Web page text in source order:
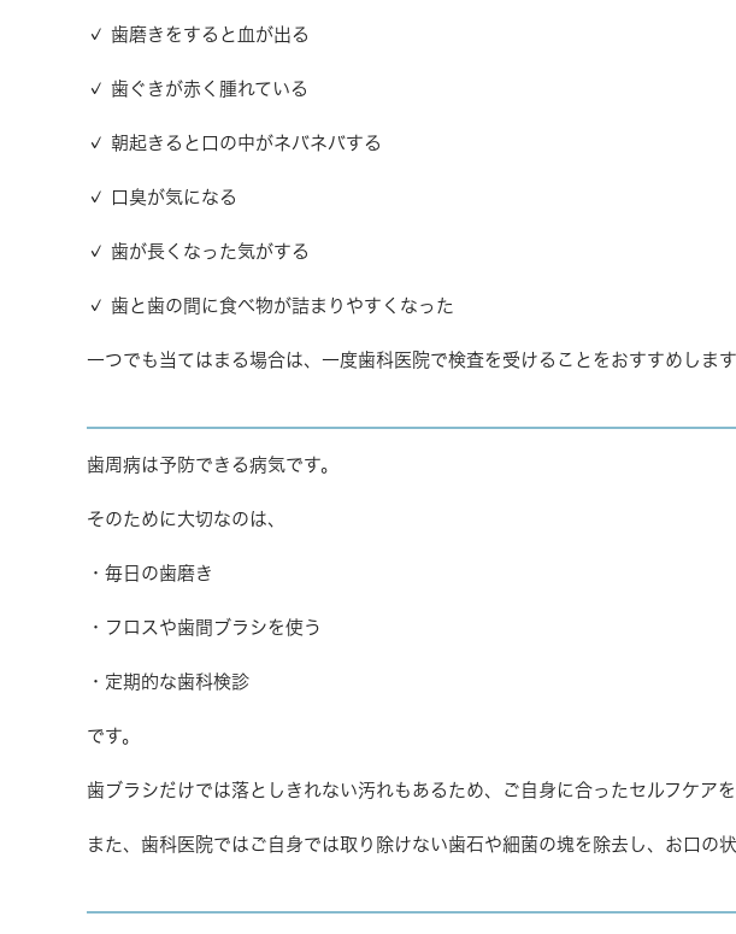
✓ 歯磨きをすると血が出る
✓ 歯ぐきが赤く腫れている
✓ 朝起きると口の中がネバネバする
✓ 口臭が気になる
✓ 歯が長くなった気がする
✓ 歯と歯の間に食べ物が詰まりやすくなった
一つでも当てはまる場合は、一度歯科医院で検査を受けることをおすすめします
歯周病は予防できる病気です。
そのために大切なのは、
・毎日の歯磨き
・フロスや歯間ブラシを使う
・定期的な歯科検診
です。
歯ブラシだけでは落としきれない汚れもあるため、ご自身に合ったセルフケア
また、歯科医院ではご自身では取り除けない歯石や細菌の塊を除去し、お口の